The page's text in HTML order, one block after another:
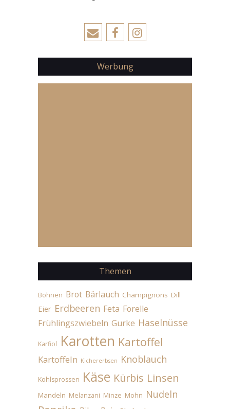
Werbung
Themen
Bohnen Brot Bärlauch Champignons Dill
Eier Erdbeeren Feta Forelle
Frühlingszwiebeln Gurke Haselnüsse
Karfiol Karotten Kartoffel
Kartoffeln Kichererbsen Knoblauch
Kohlsprossen Käse Kürbis Linsen
Mandeln Melanzani Minze Mohn Nudeln